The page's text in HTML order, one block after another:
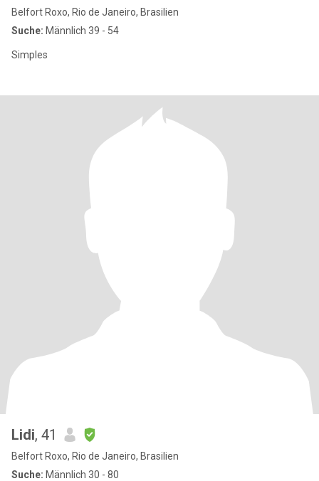
Belfort Roxo, Rio de Janeiro, Brasilien
Suche: Männlich 39 - 54
Simples
Lidi, 41
Belfort Roxo, Rio de Janeiro, Brasilien
Suche: Männlich 30 - 80